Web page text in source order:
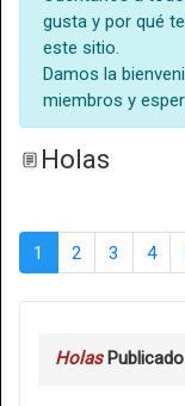
gusta y por qué
este sitio.
Damos la
miembros y
Holas
1 2 3 4
Holas